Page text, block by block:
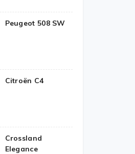
Peugeot 508 SW
Citroën C4
Crossland
Elegance